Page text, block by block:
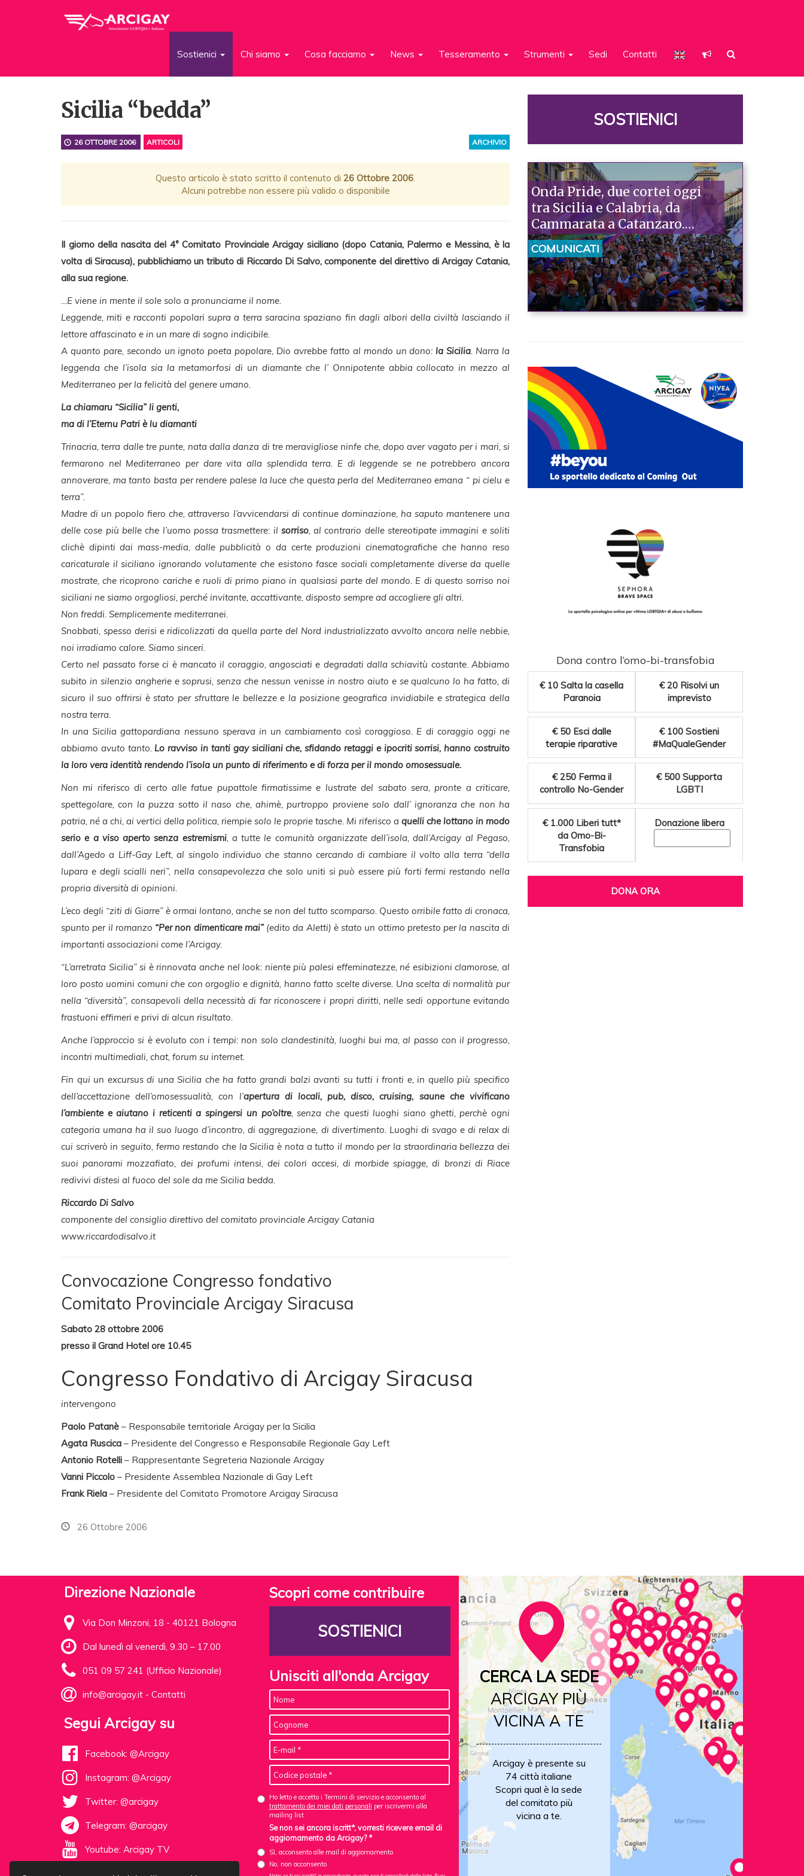
Sostienici Chi siamo Cosa facciamo News Tesseramento Strumenti Sedi Contatti
Sicilia “bedda”
ARCHIVIO
26 OTTOBRE 2006 ARTICOLI
Questo articolo è stato scritto il contenuto di 26 Ottobre 2006.
Alcuni potrebbe non essere più valido o disponibile
Il giorno della nascita del 4° Comitato Provinciale Arcigay siciliano (dopo Catania, Palermo e Messina, è la
volta di Siracusa), pubblichiamo un tributo di Riccardo Di Salvo, componente del direttivo di Arcigay Catania,
alla sua regione.
…E viene in mente il sole solo a pronunciarne il nome.
Leggende, miti e racconti popolari supra a terra saracina spaziano fin dagli albori della civiltà lasciando il
lettore affascinato e in un mare di sogno indicibile.
A quanto pare, secondo un ignoto poeta popolare, Dio avrebbe fatto al mondo un dono:la Sicilia. Narra la
leggenda che l’isola sia la metamorfosi di un diamante che l’ Onnipotente abbia collocato in mezzo al
Mediterraneo per la felicità del genere umano.
La chiamaru “Sicilia” li genti,
ma di l’Eternu Patri è lu diamanti
Trinacria, terra dalle tre punte, nata dalla danza di tre meravigliose ninfe che, dopo aver vagato per i mari, si
fermarono nel Mediterraneo per dare vita alla splendida terra. E di leggende se ne potrebbero ancora
annoverare, ma tanto basta per rendere palese la luce che questa perla del Mediterraneo emana “ pi cielu e
terra”.
Madre di un popolo fiero che, attraverso l’avvicendarsi di continue dominazione, ha saputo mantenere una
delle cose più belle che l’uomo possa trasmettere: il sorriso, al contrario delle stereotipate immagini e soliti
clichè dipinti dai mass-media, dalle pubblicità o da certe produzioni cinematografiche che hanno reso
caricaturale il siciliano ignorando volutamente che esistono fasce sociali completamente diverse da quelle
mostrate, che ricoprono cariche e ruoli di primo piano in qualsiasi parte del mondo. E di questo sorriso noi
siciliani ne siamo orgogliosi, perché invitante, accattivante, disposto sempre ad accogliere gli altri.
Non freddi. Semplicemente mediterranei.
Snobbati, spesso derisi e ridicolizzati da quella parte del Nord industrializzato avvolto ancora nelle nebbie,
noi irradiamo calore. Siamo sinceri.
Certo nel passato forse ci è mancato il coraggio, angosciati e degradati dalla schiavitù costante. Abbiamo
subito in silenzio angherie e soprusi, senza che nessun venisse in nostro aiuto e se qualcuno lo ha fatto, di
sicuro il suo offrirsi è stato per sfruttare le bellezze e la posizione geografica invidiabile e strategica della
nostra terra.
In una Sicilia gattopardiana nessuno sperava in un cambiamento così coraggioso. E di coraggio oggi ne
abbiamo avuto tanto. Lo ravviso in tanti gay siciliani che, sfidando retaggi e ipocriti sorrisi, hanno costruito
la loro vera identità rendendo l’isola un punto di riferimento e di forza per il mondo omosessuale.
Non mi riferisco di certo alle fatue pupattole firmatissime e lustrate del sabato sera, pronte a criticare,
spettegolare, con la puzza sotto il naso che, ahimè, purtroppo proviene solo dall’ ignoranza che non ha
patria, né a chi, ai vertici della politica, riempie solo le proprie tasche. Mi riferisco a quelli che lottano in modo
serio e a viso aperto senza estremismi, a tutte le comunità organizzate dell’isola, dall’Arcigay al Pegaso,
dall’Agedo a Liff-Gay Left, al singolo individuo che stanno cercando di cambiare il volto alla terra “della
lupara e degli scialli neri”, nella consapevolezza che solo uniti si può essere più forti fermi restando nella
propria diversità di opinioni.
L’eco degli “ziti di Giarre” è ormai lontano, anche se non del tutto scomparso. Questo orribile fatto di cronaca,
spunto per il romanzo “Per non dimenticare mai”(edito da Aletti) è stato un ottimo pretesto per la nascita di
importanti associazioni come l’Arcigay.
“L’arretrata Sicilia” si è rinnovata anche nel look: niente più palesi effeminatezze, né esibizioni clamorose, al
loro posto uomini comuni che con orgoglio e dignità, hanno fatto scelte diverse. Una scelta di normalità pur
nella “diversità”, consapevoli della necessità di far riconoscere i propri diritti, nelle sedi opportune evitando
frastuoni effimeri e privi di alcun risultato.
Anche l’approccio si è evoluto con i tempi: non solo clandestinità, luoghi bui ma, al passo con il progresso,
incontri multimediali, chat, forum su internet.
Fin qui un excursus di una Sicilia che ha fatto grandi balzi avanti su tutti i fronti e, in quello più specifico
dell’accettazione dell’omosessualità, con l’apertura di locali, pub, disco, cruising, saune che vivificano
l’ambiente e aiutano i reticenti a spingersi un po’oltre, senza che questi luoghi siano ghetti, perchè ogni
categoria umana ha il suo luogo d’incontro, di aggregazione, di divertimento. Luoghi di svago e di relax di
cui scriverò in seguito, fermo restando che la Sicilia è nota a tutto il mondo per la straordinaria bellezza dei
suoi panorami mozzafiato, dei profumi intensi, dei colori accesi, di morbide spiagge, di bronzi di Riace
redivivi distesi al fuoco del sole da me Sicilia bedda.
Riccardo Di Salvo
componente del consiglio direttivo del comitato provinciale Arcigay Catania
www.riccardodisalvo.it
Convocazione Congresso fondativo
Comitato Provinciale Arcigay Siracusa
Sabato 28 ottobre 2006
presso il Grand Hotel ore 10.45
Congresso Fondativo di Arcigay Siracusa
intervengono
Paolo Patanè – Responsabile territoriale Arcigay per la Sicilia
Agata Ruscica – Presidente del Congresso e Responsabile Regionale Gay Left
Antonio Rotelli – Rappresentante Segreteria Nazionale Arcigay
Vanni Piccolo – Presidente Assemblea Nazionale di Gay Left
Frank Riela – Presidente del Comitato Promotore Arcigay Siracusa
26 Ottobre 2006
SOSTIENICI
Onda Pride, due cortei oggi
tra Sicilia e Calabria, da
Cammarata a Catanzaro.
Piazzoni: «Raccontano la
nostra ostinazione»
COMUNICATI
Dona contro l’omo-bi-transfobia
€ 10 Salta la casella
Paranoia
€ 20 Risolvi un
imprevisto
€ 50 Esci dalle
terapie riparative
€ 100 Sostieni
#MaQualeGender
€ 250 Ferma il
controllo No-Gender
€ 500 Supporta
LGBTI
€ 1.000 Liberi tutt*
da Omo-Bi-
Transfobia
Donazione libera
DONA ORA
Direzione Nazionale
Via Don Minzoni, 18 - 40121 Bologna
Dal lunedì al venerdì, 9.30 – 17.00
051 09 57 241 (Ufficio Nazionale)
info@arcigay.it - Contatti
Segui Arcigay su
Facebook: @Arcigay
Instagram: @Arcigay
Twitter: @arcigay
Telegram: @arcigay
Youtube: Arcigay TV
Scopri come contribuire
SOSTIENICI
Unisciti all'onda Arcigay
Ho letto e accetto i Termini di servizio e acconsento al
trattamento dei miei dati personali per iscrivermi alla
mailing list
Se non sei ancora iscritt*, vorresti ricevere email di
aggiornamento da Arcigay? *
Sì, acconsento alle mail di aggiornamento
No, non acconsento
CERCA LA SEDE
ARCIGAY PIÙ
VICINA A TE
Arcigay è presente su
74 città italiane
Scopri qual è la sede
del comitato più
vicina a te.